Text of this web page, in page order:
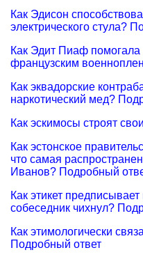
Как Эдисон
электрического стула?
Как Эдит Пиаф помогала
французским
Как эквадорские
наркотический мед?
Как эскимосы строят
Как эстонское
что самая
Иванов? Подробный
Как этикет
собеседник чихнул?
Как этимологически
Подробный ответ